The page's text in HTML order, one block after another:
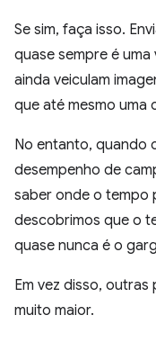
Se sim, faça isso.
quase sempre é uma
ainda veiculam
que até mesmo uma
No entanto, quando
desempenho de
saber onde o tempo
descobrimos que o
quase nunca é o
Em vez disso,
muito maior.